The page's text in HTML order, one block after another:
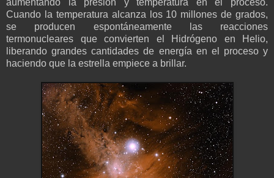
aumentando la presión y temperatura en el proceso.
Cuando la temperatura alcanza los 10 millones de grados,
se producen espontáneamente las reacciones
termonucleares que convierten el Hidrógeno en Helio,
liberando grandes cantidades de energía en el proceso y
haciendo que la estrella empiece a brillar.